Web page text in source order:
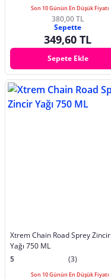
Son 10 Günün En Düşük Fiyatı
380,00 TL
Sepette
349,60 TL
Sepete Ekle
Xtrem Chain Road Sprey Zincir
Yağı 750 ML
5
(3)
Son 10 Günün En Düşük Fiyatı